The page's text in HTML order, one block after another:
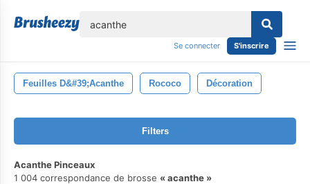
Se connecter S'inscrire
Feuilles D&#39;acanthe Rococo Décoration
Filters
Acanthe Pinceaux
1 004 correspondance de brosse
acanthe